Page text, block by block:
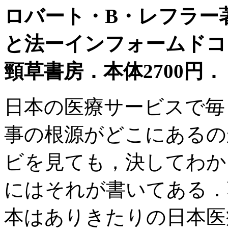
ロバート・B・レフラ
と法ーインフォームド
頸草書房．本体2700円．
日本の医療サービスで
事の根源がどこにある
ビを見ても，決してわ
にはそれが書いてある
本はありきたりの日本